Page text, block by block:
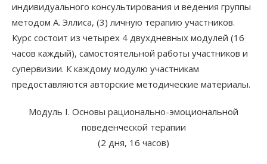
индивидуального консультирования и ведения группы
методом А. Эллиса, (3) личную терапию участников.
Курс состоит из четырех 4 двухдневных модулей (16
часов каждый), самостоятельной работы участников и
супервизии. К каждому модулю участникам
предоставляются авторские методические материалы.
Модуль I. Основы рационально-эмоциональной
поведенческой терапии
(2 дня, 16 часов)